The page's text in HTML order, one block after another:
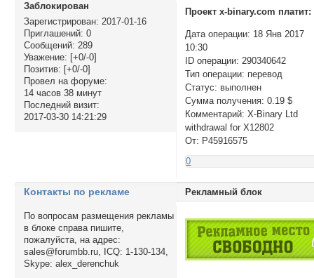
Заблокирован
Зарегистрирован: 2017-01-16
Приглашений: 0
Сообщений: 289
Уважение: [+0/-0]
Позитив: [+0/-0]
Провел на форуме:
14 часов 38 минут
Последний визит:
2017-03-30 14:21:29
Проект x-binary.com платит:
Дата операции: 18 Янв 2017
10:30
ID операции: 290340642
Тип операции: перевод
Статус: выполнен
Сумма получения: 0.19 $
Комментарий: X-Binary Ltd
withdrawal for X12802
От: P45916575
0
Рекламный блок
Контакты по рекламе
По вопросам размещения рекламы
в блоке справа пишите,
пожалуйста, на адрес:
sales@forumbb.ru, ICQ: 1-130-134,
Skype: alex_derenchuk